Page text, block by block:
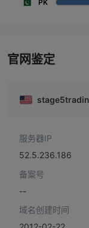
PK
官网鉴定
服务器IP
52.5.236.186
备案号
--
域名创建时间